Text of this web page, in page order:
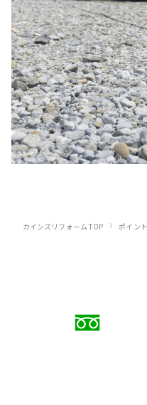
カインズリフォーム TOP › ポイン